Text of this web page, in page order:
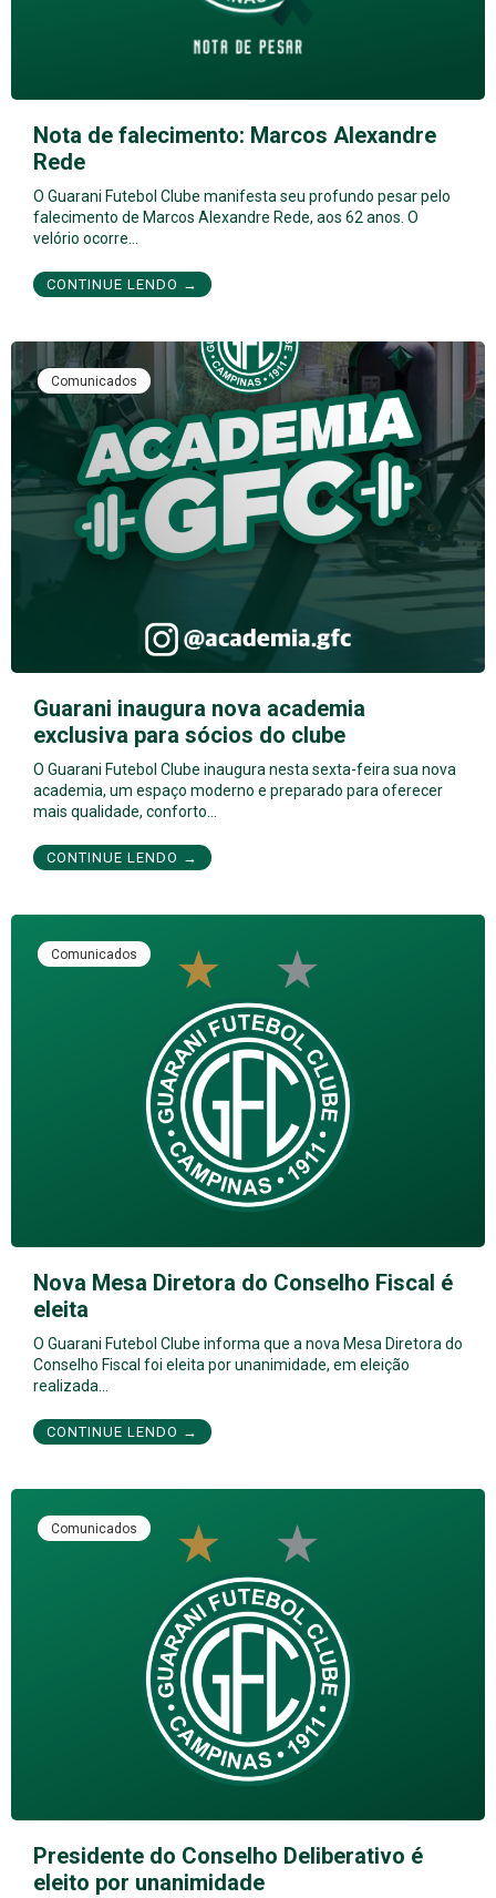
Nota de falecimento: Marcos Alexandre
Rede
O Guarani Futebol Clube manifesta seu profundo pesar pelo
falecimento de Marcos Alexandre Rede, aos 62 anos. O
velório ocorre…
CONTINUE LENDO →
Comunicados
Guarani inaugura nova academia
exclusiva para sócios do clube
O Guarani Futebol Clube inaugura nesta sexta-feira sua nova
academia, um espaço moderno e preparado para oferecer
mais qualidade, conforto…
CONTINUE LENDO →
Comunicados
Nova Mesa Diretora do Conselho Fiscal é
eleita
O Guarani Futebol Clube informa que a nova Mesa Diretora do
Conselho Fiscal foi eleita por unanimidade, em eleição
realizada…
CONTINUE LENDO →
Comunicados
Presidente do Conselho Deliberativo é
eleito por unanimidade